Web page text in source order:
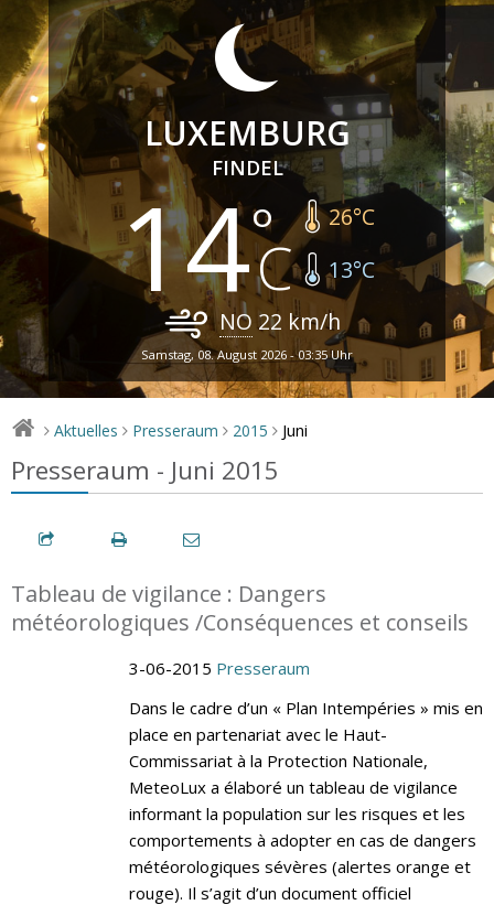
LUXEMBURG
FINDEL
14 26°C
13°C
NO 22 km/h
Samstag, 08. August 2026 - 03:35 Uhr
> Aktuelles > Presseraum > 2015 > Juni
Presseraum - Juni 2015
Tableau de vigilance : Dangers
météorologiques /Conséquences et conseils
3-06-2015 Presseraum
Dans le cadre d’un « Plan Intempéries » mis en
place en partenariat avec le Haut-
Commissariat à la Protection Nationale,
MeteoLux a élaboré un tableau de vigilance
informant la population sur les risques et les
comportements à adopter en cas de dangers
météorologiques sévères (alertes orange et
rouge). Il s’agit d’un document officiel